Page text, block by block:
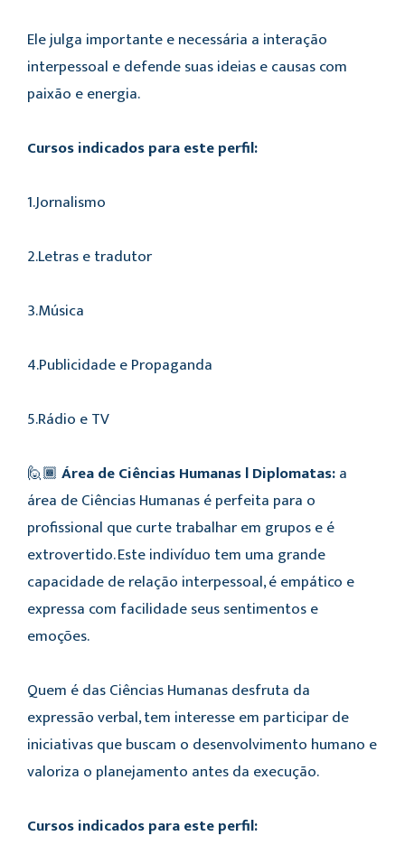
Ele julga importante e necessária a interação
interpessoal e defende suas ideias e causas com
paixão e energia.
Cursos indicados para este perfil:
1.Jornalismo
2.Letras e tradutor
3.Música
4.Publicidade e Propaganda
5.Rádio e TV
🙋🏾 Área de Ciências Humanas l Diplomatas:a
área de Ciências Humanas é perfeita para o
profissional que curte trabalhar em grupos e é
extrovertido. Este indivíduo tem uma grande
capacidade de relação interpessoal, é empático e
expressa com facilidade seus sentimentos e
emoções.
Quem é das Ciências Humanas desfruta da
expressão verbal, tem interesse em participar de
iniciativas que buscam o desenvolvimento humano e
valoriza o planejamento antes da execução.
Cursos indicados para este perfil: